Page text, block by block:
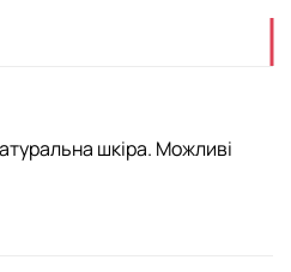
шкіра. Можливі